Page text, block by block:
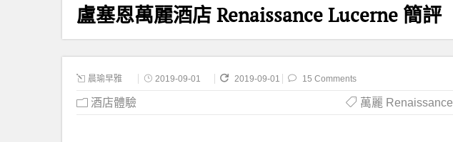
盧塞恩萬麗酒店 Renaissance Lucerne 簡評
晨瑜早雅 2019-09-01 2019-09-01 15 Comments
酒店體驗 萬麗 Renaissance